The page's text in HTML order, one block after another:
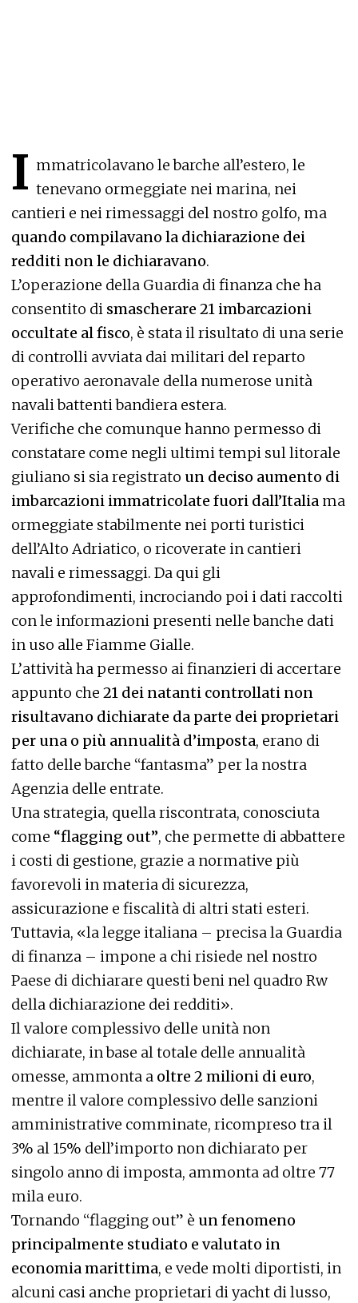
I mmatricolavano le barche all’estero, le
tenevano ormeggiate nei marina, nei
cantieri e nei rimessaggi del nostro golfo, ma
quando compilavano la dichiarazione dei
redditi non le dichiaravano.
L’operazione della Guardia di finanza che ha
consentito di smascherare 21 imbarcazioni
occultate al fisco, è stata il risultato di una serie
di controlli avviata dai militari del reparto
operativo aeronavale della numerose unità
navali battenti bandiera estera.
Verifiche che comunque hanno permesso di
constatare come negli ultimi tempi sul litorale
giuliano si sia registrato un deciso aumento di
imbarcazioni immatricolate fuori dall’Italia ma
ormeggiate stabilmente nei porti turistici
dell’Alto Adriatico, o ricoverate in cantieri
navali e rimessaggi. Da qui gli
approfondimenti, incrociando poi i dati raccolti
con le informazioni presenti nelle banche dati
in uso alle Fiamme Gialle.
L’attività ha permesso ai finanzieri di accertare
appunto che 21 dei natanti controllati non
risultavano dichiarate da parte dei proprietari
per una o più annualità d’imposta, erano di
fatto delle barche “fantasma” per la nostra
Agenzia delle entrate.
Una strategia, quella riscontrata, conosciuta
come “flagging out”, che permette di abbattere
i costi di gestione, grazie a normative più
favorevoli in materia di sicurezza,
assicurazione e fiscalità di altri stati esteri.
Tuttavia, «la legge italiana – precisa la Guardia
di finanza – impone a chi risiede nel nostro
Paese di dichiarare questi beni nel quadro Rw
della dichiarazione dei redditi».
Il valore complessivo delle unità non
dichiarate, in base al totale delle annualità
omesse, ammonta a oltre 2 milioni di euro,
mentre il valore complessivo delle sanzioni
amministrative comminate, ricompreso tra il
3% al 15% dell’importo non dichiarato per
singolo anno di imposta, ammonta ad oltre 77
mila euro.
Tornando “flagging out” è un fenomeno
principalmente studiato e valutato in
economia marittima, e vede molti diportisti, in
alcuni casi anche proprietari di yacht di lusso,